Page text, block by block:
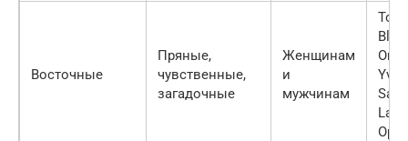
Восточные
Пряные,
чувственные,
загадочные
Женщинам
и
мужчинам
Tom
Yves
Saint